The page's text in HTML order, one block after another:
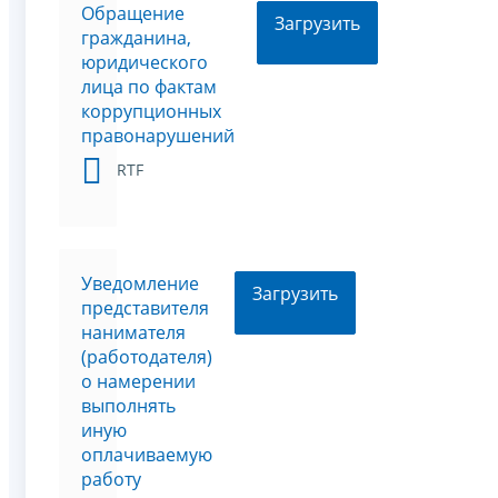
Обращение
гражданина,
юридического
лица по фактам
коррупционных
правонарушений
RTF
Загрузить
Уведомление
представителя
нанимателя
(работодателя)
о намерении
выполнять
иную
оплачиваемую
работу
Загрузить